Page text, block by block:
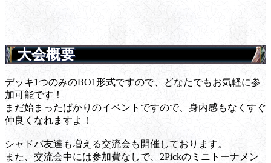
大会概要
デッキ1つのみのBO1形式ですので、どなたでもお気軽に参
加可能です！
まだ始まったばかりのイベントですので、身内感もなくすぐ
仲良くなれますよ！
シャドバ友達も増える交流会も開催しております。
また、交流会中には参加費なしで、2Pickのミニトーナメン